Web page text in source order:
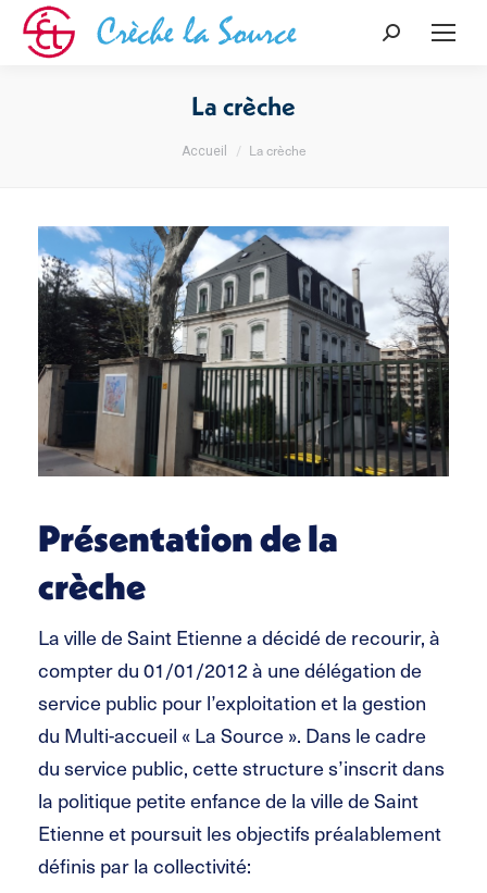
Recherche
La crèche
Vous êtes ici :
Accueil La crèche
Présentation de la
crèche
La ville de Saint Etienne a décidé de recourir, à
compter du 01/01/2012 à une délégation de
service public pour l’exploitation et la gestion
du Multi-accueil « La Source ». Dans le cadre
du service public, cette structure s’inscrit dans
la politique petite enfance de la ville de Saint
Etienne et poursuit les objectifs préalablement
définis par la collectivité: